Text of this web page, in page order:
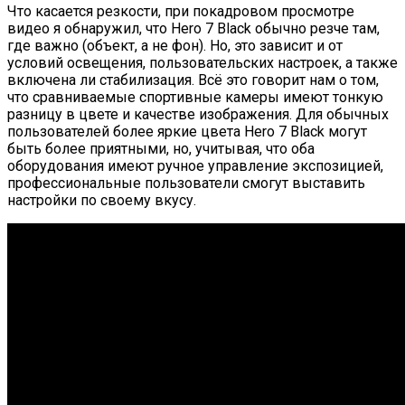
Что касается резкости, при покадровом просмотре
видео я обнаружил, что Hero 7 Black обычно резче там,
где важно (объект, а не фон). Но, это зависит и от
условий освещения, пользовательских настроек, а также
включена ли стабилизация. Всё это говорит нам о том,
что сравниваемые спортивные камеры имеют тонкую
разницу в цвете и качестве изображения. Для обычных
пользователей более яркие цвета Hero 7 Black могут
быть более приятными, но, учитывая, что оба
оборудования имеют ручное управление экспозицией,
профессиональные пользователи смогут выставить
настройки по своему вкусу.